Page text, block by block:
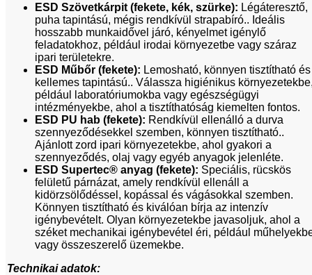
ESD Szövetkárpit (fekete, kék, szürke): Légáteresztő,
puha tapintású, mégis rendkívül strapabíró.. Ideális
hosszabb munkaidővel járó, kényelmet igénylő
feladatokhoz, például irodai környezetbe vagy száraz
ipari területekre.
ESD Műbőr (fekete): Lemosható, könnyen tisztítható és
kellemes tapintású.. Válassza higiénikus
például laboratóriumokba vagy egészségügyi
intézményekbe, ahol a tisztíthatóság kiemelten fontos.
ESD PU hab (fekete): Rendkívül ellenálló a durva
szennyeződésekkel szemben, könnyen tisztítható..
Ajánlott zord ipari környezetekbe, ahol gyakori a
szennyeződés, olaj vagy egyéb anyagok jelenléte.
ESD Supertec® anyag (fekete): Speciális, rücskös
felületű párnázat, amely rendkívül ellenáll a
kidörzsölődéssel, kopással és vágásokkal szemben.
Könnyen tisztítható és kiválóan bírja az intenzív
igénybevételt. Olyan környezetekbe javasoljuk, ahol a
széket mechanikai igénybevétel éri, például
vagy összeszerelő üzemekbe.
Technikai adatok: